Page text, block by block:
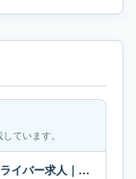
ています。
アート梱包運輸株式会社の長距離ドライバー求人｜長野県東御市｜月給69万円